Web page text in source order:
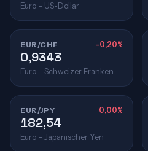
Euro – US-Dollar
EUR/CHF -0,20%
0,9343
Euro – Schweizer Franken
EUR/JPY 0,00%
182,54
Euro – Japanischer Yen